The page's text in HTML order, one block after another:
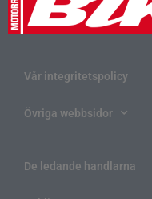
Vår integritetspolicy
Övriga webbsidor
De ledande handlarna